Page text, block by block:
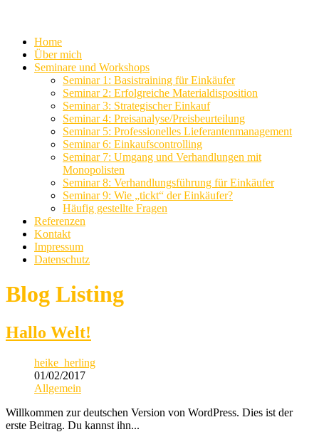
Home
Über mich
Seminare und Workshops
Seminar 1: Basistraining für Einkäufer
Seminar 2: Erfolgreiche Materialdisposition
Seminar 3: Strategischer Einkauf
Seminar 4: Preisanalyse/Preisbeurteilung
Seminar 5: Professionelles Lieferantenmanagement
Seminar 6: Einkaufscontrolling
Seminar 7: Umgang und Verhandlungen mit
Monopolisten
Seminar 8: Verhandlungsführung für Einkäufer
Seminar 9: Wie „tickt“ der Einkäufer?
Häufig gestellte Fragen
Referenzen
Kontakt
Impressum
Datenschutz
Blog Listing
Hallo Welt!
heike_herling
01/02/2017
Allgemein
Willkommen zur deutschen Version von WordPress. Dies ist der
erste Beitrag. Du kannst ihn...